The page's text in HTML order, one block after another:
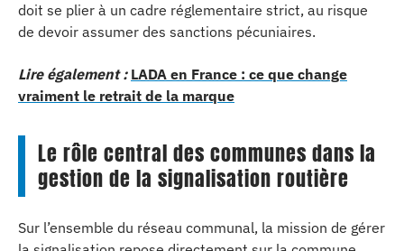
doit se plier à un cadre réglementaire strict, au risque
de devoir assumer des sanctions pécuniaires.
Lire également : LADA en France : ce que change
vraiment le retrait de la marque
Le rôle central des communes dans la
gestion de la signalisation routière
Sur l’ensemble du réseau communal, la mission de gérer